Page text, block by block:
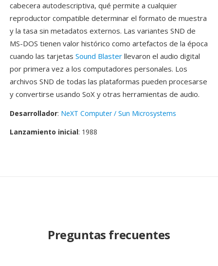
cabecera autodescriptiva, qué permite a cualquier
reproductor compatible determinar el formato de muestra
y la tasa sin metadatos externos. Las variantes SND de
MS-DOS tienen valor histórico como artefactos de la época
cuando las tarjetas Sound Blaster llevaron el audio digital
por primera vez a los computadores personales. Los
archivos SND de todas las plataformas pueden procesarse
y convertirse usando SoX y otras herramientas de audio.
Desarrollador: NeXT Computer / Sun Microsystems
Lanzamiento inicial: 1988
Preguntas frecuentes